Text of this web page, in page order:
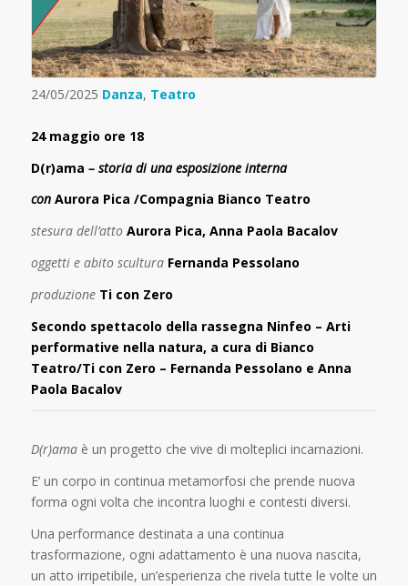
24/05/2025 Danza, Teatro
24 maggio ore 18
D(r)ama – storia di una esposizione interna
conAurora Pica /Compagnia Bianco Teatro
stesura dell’attoAurora Pica, Anna Paola Bacalov
oggetti e abito sculturaFernanda Pessolano
produzioneTi con Zero
Secondo spettacolo della rassegna Ninfeo – Arti
performative nella natura, a cura di Bianco
Teatro/Ti con Zero – Fernanda Pessolano e Anna
Paola Bacalov
D(r)amaè un progetto che vive di molteplici incarnazioni.
E’ un corpo in continua metamorfosi che prende nuova
forma ogni volta che incontra luoghi e contesti diversi.
Una performance destinata a una continua
trasformazione, ogni adattamento è una nuova nascita,
un atto irripetibile, un’esperienza che rivela tutte le volte un